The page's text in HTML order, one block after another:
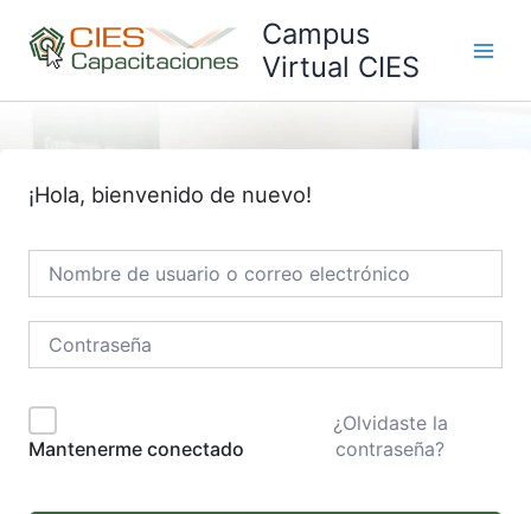
contenido
Campus
Virtual CIES
¡Hola, bienvenido de nuevo!
Mantenerme conectado
¿Olvidaste la
contraseña?